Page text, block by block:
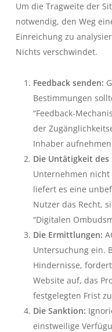
Um die Tragweite der
notwendig, den Weg
Einreichung zu
Nichts verschwindet.
Feedback senden:
Bestimmungen
“Feedback-
der
Inhaber
Die Untätigkeit des
Unternehmen
liefert es eine
Nutzer das Recht,
“Digitalen
Die Ermittlungen:
Untersuchung ein.
Hindernisse,
Website auf, das
festgelegten Frist
Die Sanktion:
einstweilige